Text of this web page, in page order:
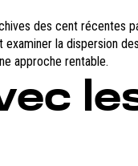
des cent récentes
examiner la dispersion
approche rentable.